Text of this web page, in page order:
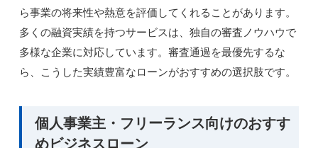
ら事業の将来性や熱意を評価してくれることがあります。
多くの融資実績を持つサービスは、独自の審査ノウハウで
多様な企業に対応しています。審査通過を最優先するな
ら、こうした実績豊富なローンがおすすめの選択肢です。
個人事業主・フリーランス向けのおすす
めビジネスローン